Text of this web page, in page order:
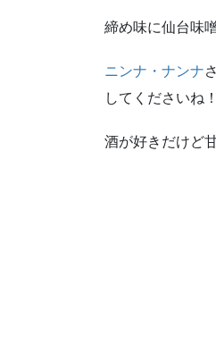
締め味に仙台味
ニンナ・ナンナ
してくださいね！
酒が好きだけど